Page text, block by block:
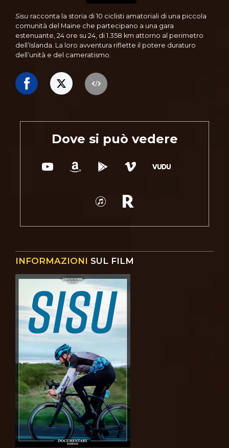
Sisu racconta la storia di 10 ciclisti amatoriali di una piccola
comunità del Maine che partecipano a una gara
estenuante, 24 ore su 24, di 1.358 km attorno al perimetro
dell’Islanda. La loro avventura riflette il potere duraturo
dell’unità e del cameratismo.
Dove si può vedere
INFORMAZIONI SUL FILM